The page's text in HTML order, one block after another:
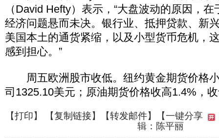
（David Hefty）表示，“大盘波动的原因，
经济问题悬而未决。银行业、抵押贷款、新
美国本土的通货紧缩，以及小型货币危机，
感到担心。”
周五欧洲股市收低。纽约黄金期货价格
司1325.10美元；原油期货价格收高1.4%，
【打印】 【复制链接】【转发邮件】
【一键分享
辑：陈平丽